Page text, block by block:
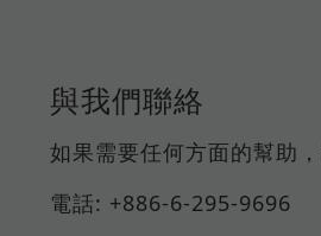
與我們聯絡
如果需要任何方面的幫助
電話: +886-6-295-9696